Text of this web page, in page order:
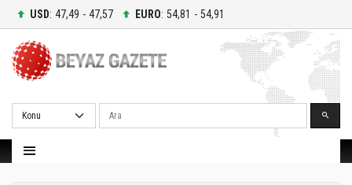
USD: 47,49 - 47,57 EURO: 54,81 - 54,91
Ara